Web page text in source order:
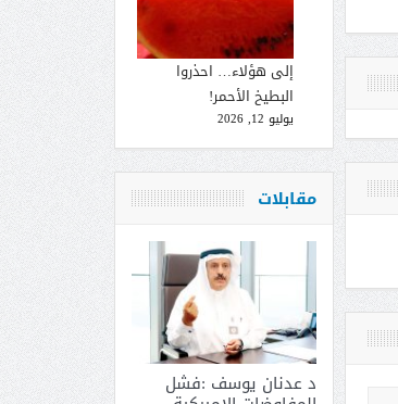
إلى هؤلاء… احذروا
البطيخ الأحمر!
يوليو 12, 2026
مقابلات
د عدنان يوسف :فشل